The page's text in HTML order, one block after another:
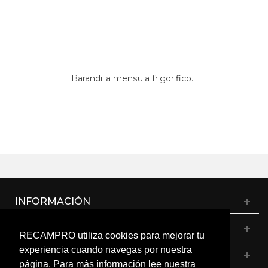
RECAMPRO utiliza cookies para mejorar tu
experiencia cuando navegas por nuestra
página. Para más información lee nuestra
Barandilla mensula frigorifico...
INFORMACIÓN
MI CUENTA